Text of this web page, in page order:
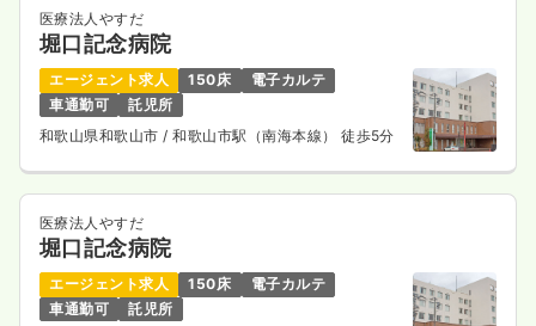
医療法人やすだ
堀口記念病院
エージェント求人 150床
電子カルテ
車通勤可
託児所
和歌山県和歌山市/ 和歌山市駅（南海本線） 徒歩5分
医療法人やすだ
堀口記念病院
エージェント求人 150床
電子カルテ
車通勤可
託児所